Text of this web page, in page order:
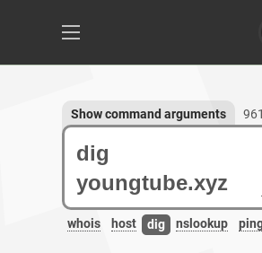
whois host dig nslookup
Show command arguments 961